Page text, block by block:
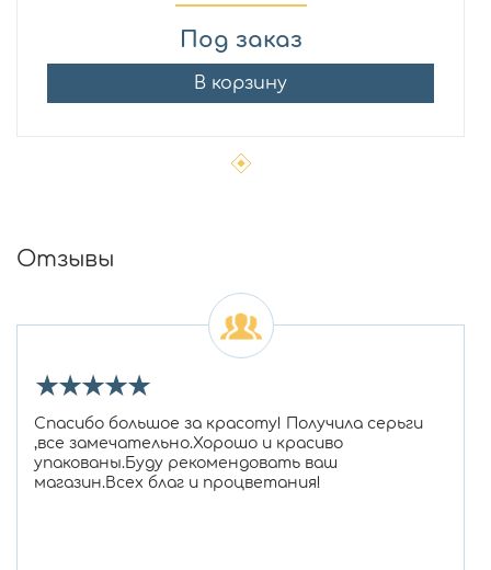
Под заказ
В корзину
Отзывы
★★★★★
Спасибо большое за красоту! Получила серьги
,все замечательно.Хорошо и красиво
упакованы.Буду рекомендовать ваш
магазин.Всех благ и процветания!